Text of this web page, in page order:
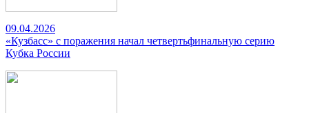
09.04.2026
«Кузбасс» с поражения начал четвертьфинальную серию
Кубка России